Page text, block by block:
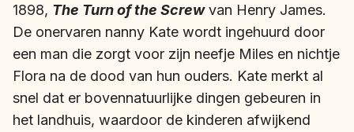
1898, The Turn of the Screwvan Henry James.
De onervaren nanny Kate wordt ingehuurd door
een man die zorgt voor zijn neefje Miles en nichtje
Flora na de dood van hun ouders. Kate merkt al
snel dat er bovennatuurlijke dingen gebeuren in
het landhuis, waardoor de kinderen afwijkend